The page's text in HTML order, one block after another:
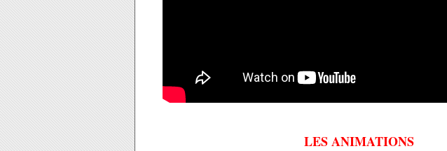
LES ANIMATIONS